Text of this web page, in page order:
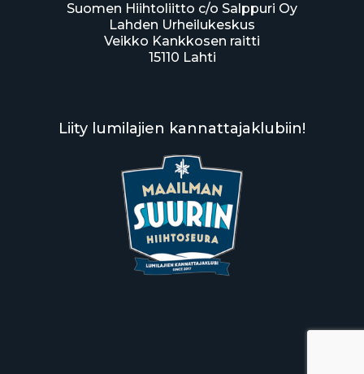
Suomen Hiihtoliitto c/o Salppuri Oy
Lahden Urheilukeskus
Veikko Kankkosen raitti
15110 Lahti
Liity lumilajien kannattajaklubiin!